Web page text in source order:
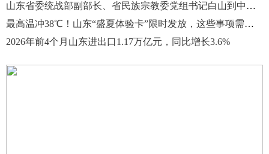
山东省委统战部副部长、省民族宗教委党组书记白山到中新社山东分社走访调研
最高温冲38℃！山东“盛夏体验卡”限时发放，这些事项需注意
2026年前4个月山东进出口1.17万亿元，同比增长3.6%